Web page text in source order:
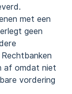
met een
geen
af omdat niet
vordering